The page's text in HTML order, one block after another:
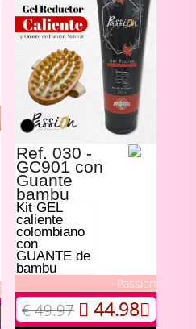
Ref. 030 -
GC901 con
Guante
bambu
Kit GEL
caliente
colombiano
con
GUANTE de
bambu
Passion
€ 49.97 44.98